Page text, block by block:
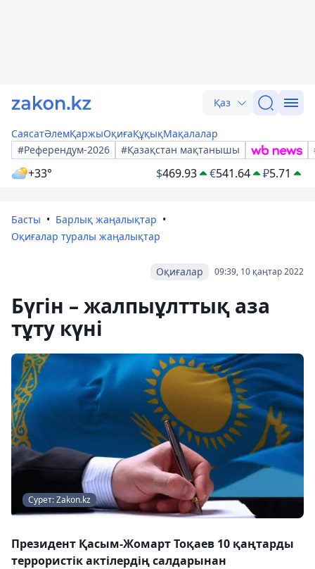
Қаз
СаясатӘлемҚаржыОқиғаҚұқықМақалалар
#Референдум-2026
#Қазақстан мақтанышы
+33° $469.93 €541.64 ₽5.71
Басты
Барлық жаңалықтар
Оқиғалар туралы жаңалықтар
09:39, 10 қаңтар 2022
Оқиғалар
Бүгін – жалпыұлттық аза
тұту күні
Сурет: Zakon.kz
Президент Қасым-Жомарт Тоқаев 10 қаңтарды
террористік актілердің салдарынан